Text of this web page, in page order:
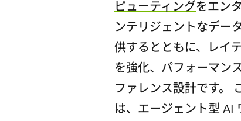
ピューティングをエン
ンテリジェントなデー
供するとともに、レイ
を強化、パフォーマン
ファレンス設計です。
は、エージェント型 AI